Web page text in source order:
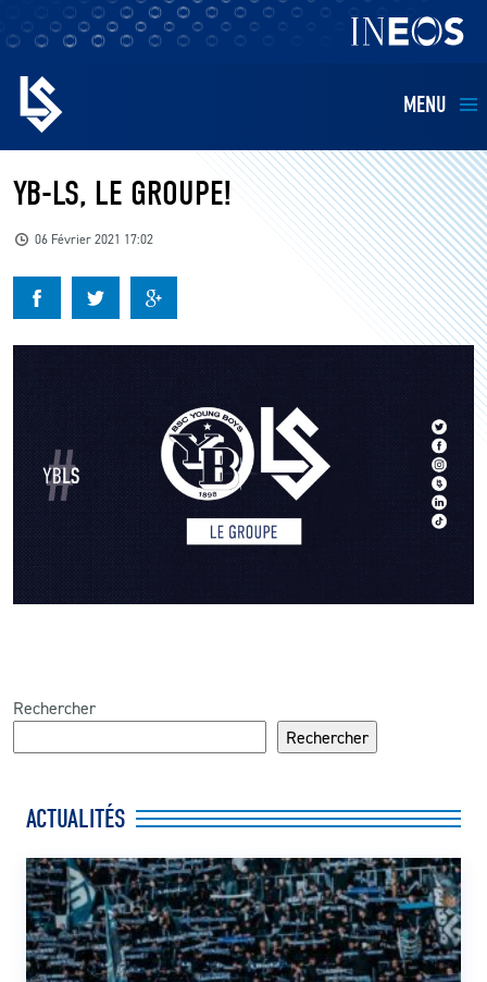
MENU
EQUIPES
BILLETTERIE
FANS
RESTAURATION
CLUB
CONTACT
PRESSE ET MEDIAS
YB-LS, LE GROUPE!
06 Février 2021 17:02
Rechercher
Rechercher
ACTUALITÉS